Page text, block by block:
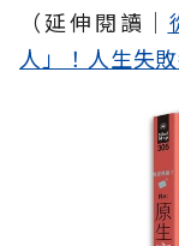
（延伸閱讀│
人」！人生失